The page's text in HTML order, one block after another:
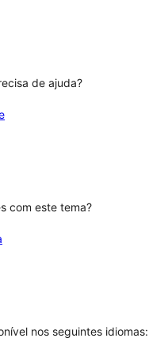
de ajuda?
com este tema?
nos seguintes idiomas: